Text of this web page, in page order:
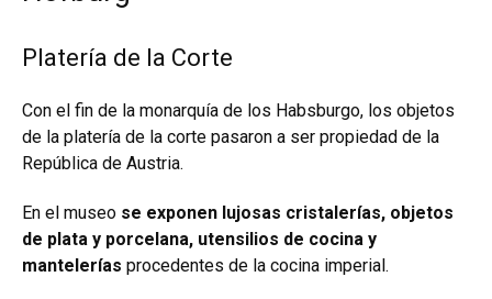
Platería de la Corte
Con el fin de la monarquía de los Habsburgo, los objetos
de la platería de la corte pasaron a ser propiedad de la
República de Austria.
En el museo se exponen lujosas cristalerías, objetos
de plata y porcelana, utensilios de cocina y
mantelerías procedentes de la cocina imperial.